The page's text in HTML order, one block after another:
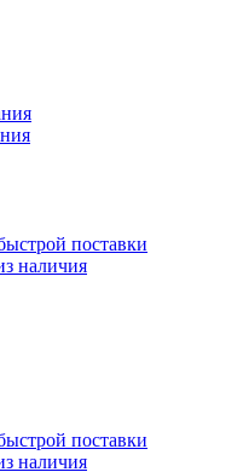
поставки
поставки